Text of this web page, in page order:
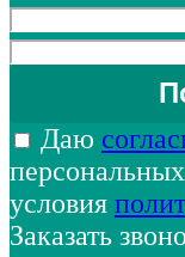
Даю
условия
Заказать